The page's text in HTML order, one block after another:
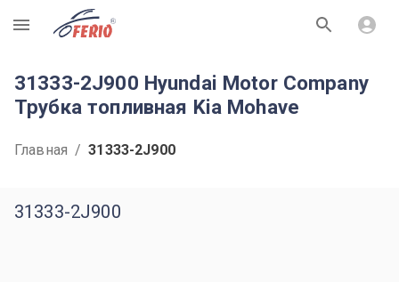
R
31333-2J900 Hyundai Motor Company
Трубка топливная Kia Mohave
Главная / 31333-2J900
31333-2J900